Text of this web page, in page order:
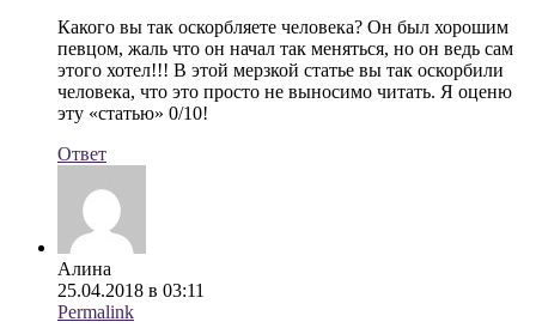
Какого вы так оскорбляете человека? Он был хорошим
певцом, жаль что он начал так меняться, но он ведь сам
этого хотел!!! В этой мерзкой статье вы так оскорбили
человека, что это просто не выносимо читать. Я оценю
эту «статью» 0/10!
Ответ
Алина
25.04.2018 в 03:11
Permalink